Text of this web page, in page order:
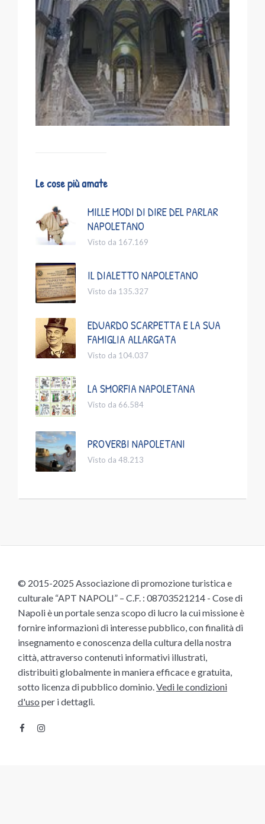
Le cose più amate
MILLE MODI DI DIRE DEL PARLAR
NAPOLETANO
Visto da 167.169
IL DIALETTO NAPOLETANO
Visto da 135.327
EDUARDO SCARPETTA E LA SUA
FAMIGLIA ALLARGATA
Visto da 104.037
LA SMORFIA NAPOLETANA
Visto da 66.584
PROVERBI NAPOLETANI
Visto da 48.213
© 2015-2025 Associazione di promozione turistica e
culturale “APT NAPOLI” – C.F. : 08703521214 - Cose di
Napoli è un portale senza scopo di lucro la cui missione è
fornire informazioni di interesse pubblico, con finalità di
insegnamento e conoscenza della cultura della nostra
città, attraverso contenuti informativi illustrati,
distribuiti globalmente in maniera efficace e gratuita,
sotto licenza di pubblico dominio.Vedi le condizioni
d'uso per i dettagli.